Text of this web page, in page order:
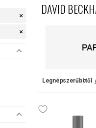
×
×
DAVID
Legnépszerűbbtől